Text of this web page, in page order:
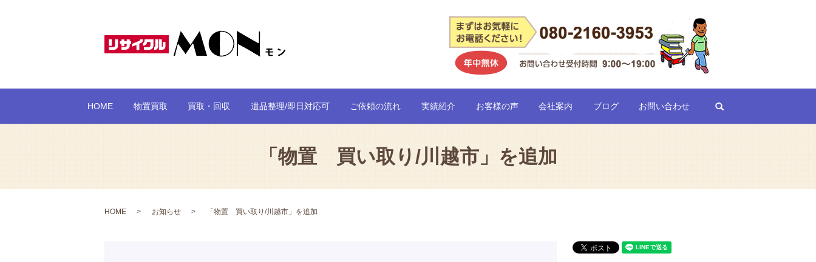
HOME 物置買取 買取・回収 遺品整理/即日対応可 ご依頼の流れ 実績紹介 お客様の声 会社案内 ブログ お問い合わせ
「物置 買い取り/川越市」を追加
HOME お知らせ 「物置 買い取り/川越市」を追加